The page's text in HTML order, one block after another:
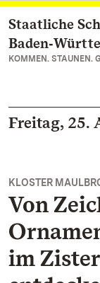
Zum
Staatliche
KOMMEN. STAUNEN.
Freitag, 25.
KLOSTER
Von
im